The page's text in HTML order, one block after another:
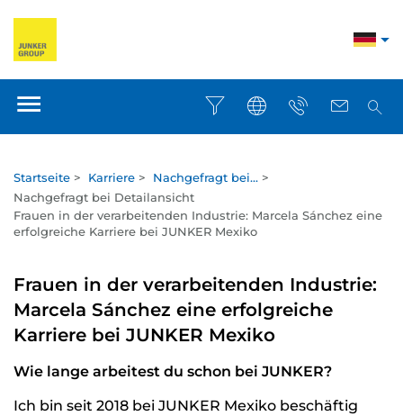
Startseite > Karriere > Nachgefragt bei... >
Nachgefragt bei Detailansicht
Frauen in der verarbeitenden Industrie: Marcela Sánchez eine
erfolgreiche Karriere bei JUNKER Mexiko
Frauen in der verarbeitenden Industrie:
Marcela Sánchez eine erfolgreiche
Karriere bei JUNKER Mexiko
Wie lange arbeitest du schon bei JUNKER?
Ich bin seit 2018 bei JUNKER Mexiko beschäftig